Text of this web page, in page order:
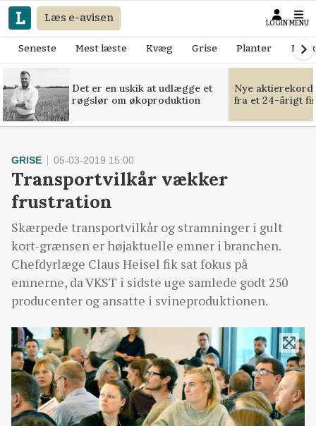
Læs e-avisen LOGIN MENU
Seneste Mest læste Kvæg Grise Planter
Det er en uskik at udlægge et
røgslør om økoproduktion
Nye
fra et 24-årigt
GRISE 05-03-2019 15:00
Transportvilkår vækker
frustration
Skærpede transportvilkår og stramninger i gult
kort-grænsen er højaktuelle emner i branchen.
Chefdyrlæge Claus Heisel fik sat fokus på
emnerne, da VKST i sidste uge samlede godt 250
producenter og ansatte i svineproduktionen.